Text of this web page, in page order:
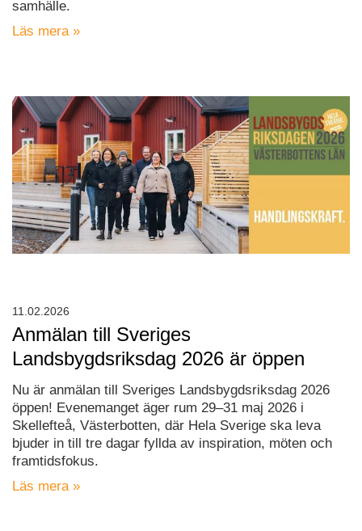
samhälle.
Läs mera »
Anmälan till Sveriges
Landsbygdsriksdag 2026 är öppen
Nu är anmälan till Sveriges Landsbygdsriksdag 2026
öppen! Evenemanget äger rum 29–31 maj 2026 i
Skellefteå, Västerbotten, där Hela Sverige ska leva
bjuder in till tre dagar fyllda av inspiration, möten och
framtidsfokus.
Läs mera »
11.02.2026